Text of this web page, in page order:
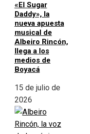
«El Sugar
Daddy», la
nueva apuesta
musical de
Albeiro Rincón,
llega a los
medios de
Boyacá
15 de julio de
2026